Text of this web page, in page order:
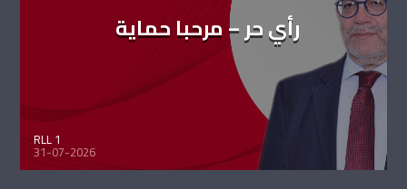
رأي حر – مرحبا حماية
RLL 1
31-07-2026